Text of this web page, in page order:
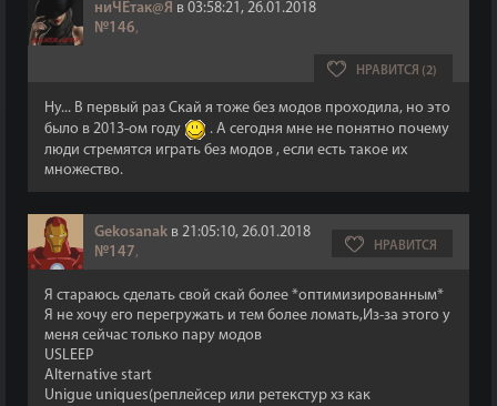
ниЧЁтак@Я в 03:58:21, 26.01.2018
№146,
НРАВИТСЯ (2)
Ну... В первый раз Скай я тоже без модов проходила, но это
было в 2013-ом году
. А сегодня мне не понятно почему
люди стремятся играть без модов , если есть такое их
множество.
Gekosanak в 21:05:10, 26.01.2018
№147, НРАВИТСЯ
Я стараюсь сделать свой скай более *оптимизированным*
Я не хочу его перегружать и тем более ломать,Из-за этого у
меня сейчас только пару модов
USLEEP
Alternative start
Unigue uniques(реплейсер или ретекстур хз как